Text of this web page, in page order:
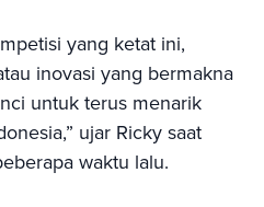
yang ketat ini,
inovasi yang bermakna
untuk terus menarik
ujar Ricky saat
waktu lalu.